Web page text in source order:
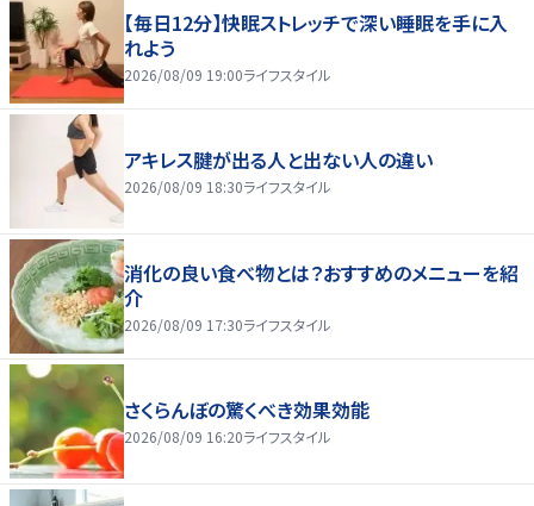
【毎日12分】快眠ストレッチで深い睡眠を手に入
れよう
2026/08/09 19:00ライフスタイル
アキレス腱が出る人と出ない人の違い
2026/08/09 18:30ライフスタイル
消化の良い食べ物とは？おすすめのメニューを紹
介
2026/08/09 17:30ライフスタイル
さくらんぼの驚くべき効果効能
2026/08/09 16:20ライフスタイル